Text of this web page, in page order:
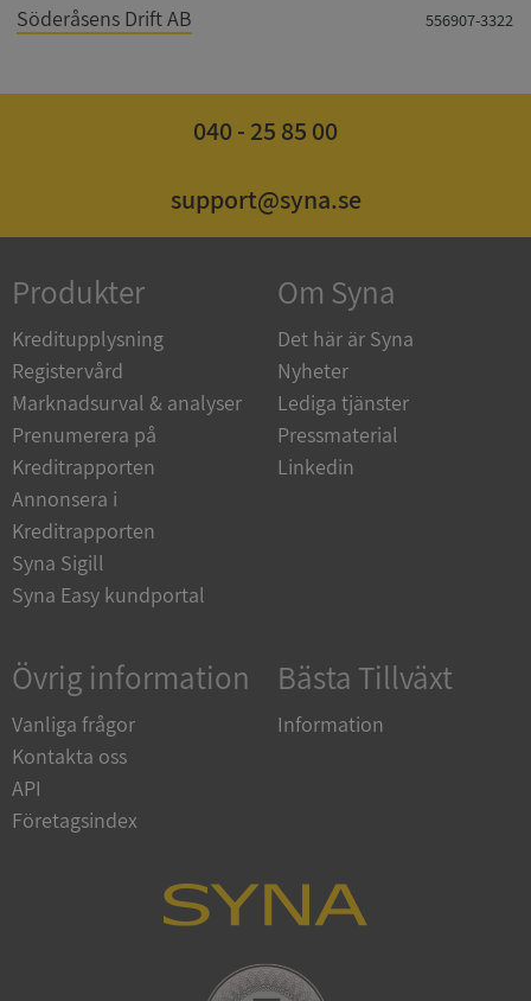
Söderåsens Drift AB 556907-3322
040 - 25 85 00
support@syna.se
Produkter
Kreditupplysning
Registervård
Marknadsurval & analyser
Prenumerera på
Kreditrapporten
Annonsera i
Kreditrapporten
Syna Sigill
Syna Easy kundportal
Om Syna
Det här är Syna
Nyheter
Lediga tjänster
Pressmaterial
Linkedin
Övrig information
Vanliga frågor
Kontakta oss
API
Företagsindex
Bästa Tillväxt
Information
Strikt nödvändigt Prestanda
Inriktning
Funktioner
Oklassificerade
kärnwebbplatsfunktioner som användarinloggning
och kontohantering. Webbplatsen kan inte
Namn
Domän
__RequestVerificationToken
Microsoft
Corporation
de.syna.se
ASP.NET_SessionId
Microsoft
Corporation
de.syna.se